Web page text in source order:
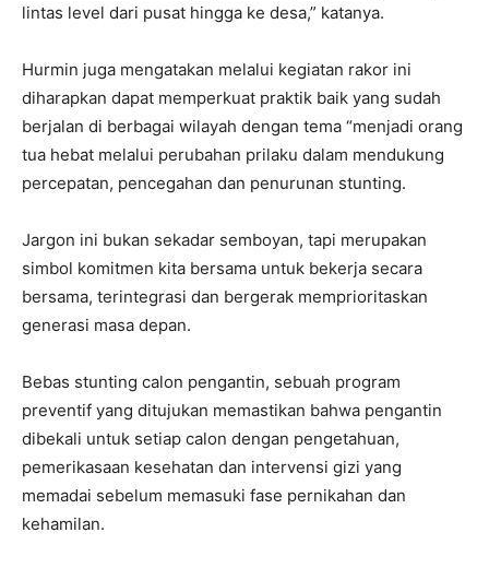
lintas level dari pusat hingga ke desa,” katanya.
Hurmin juga mengatakan melalui kegiatan rakor ini
diharapkan dapat memperkuat praktik baik yang sudah
berjalan di berbagai wilayah dengan tema “menjadi orang
tua hebat melalui perubahan prilaku dalam mendukung
percepatan, pencegahan dan penurunan stunting.
Jargon ini bukan sekadar semboyan, tapi merupakan
simbol komitmen kita bersama untuk bekerja secara
bersama, terintegrasi dan bergerak memprioritaskan
generasi masa depan.
Bebas stunting calon pengantin, sebuah program
preventif yang ditujukan memastikan bahwa pengantin
dibekali untuk setiap calon dengan pengetahuan,
pemerikasaan kesehatan dan intervensi gizi yang
memadai sebelum memasuki fase pernikahan dan
kehamilan.